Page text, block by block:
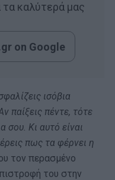
τα καλύτερά μας
on Google
ισόβια
παίξεις πέντε, τότε
σου. Κι αυτό είναι
πως τα φέρνει η
τον περασμένο
του στην